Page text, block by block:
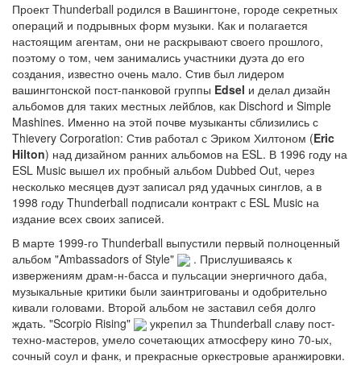
Проект Thunderball родился в Вашингтоне, городе секретных
операций и подрывных форм музыки. Как и полагается
настоящим агентам, они не раскрывают своего прошлого,
поэтому о том, чем занимались участники дуэта до его
создания, известно очень мало. Стив был лидером
вашингтонской пост-панковой группы Edsel и делал дизайн
альбомов для таких местных лейблов, как Dischord и Simple
Mashines. Именно на этой почве музыканты сблизились с
Thievery Corporation: Стив работал с Эриком Хилтоном (Eric
Hilton) над дизайном ранних альбомов на ESL. В 1996 году на
ESL Music вышел их пробный альбом Dubbed Out, через
несколько месяцев дуэт записал ряд удачных синглов, а в
1998 году Thunderball подписали контракт с ESL Music на
издание всех своих записей.
В марте 1999-го Thunderball выпустили первый полноценный
альбом "Ambassadors of Style"
. Прислушиваясь к
извержениям драм-н-басса и пульсации энергичного даба,
музыкальные критики были заинтригованы и одобрительно
кивали головами. Второй альбом не заставил себя долго
ждать. "Scorpio Rising"
укрепил за Thunderball славу пост-
техно-мастеров, умело сочетающих атмосферу кино 70-ых,
сочный соул и фанк, и прекрасные оркестровые аранжировки.